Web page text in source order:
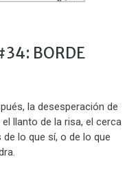
BORDE
la desesperación de
llanto de la risa, el cerca
lo que sí, o de lo que